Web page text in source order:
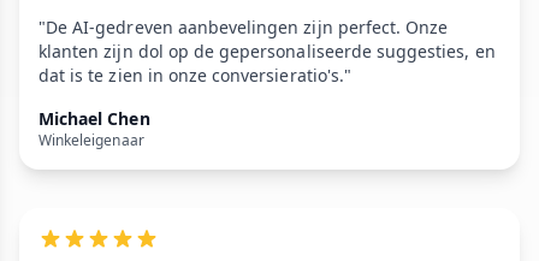
"De AI-gedreven aanbevelingen zijn perfect. Onze
klanten zijn dol op de gepersonaliseerde suggesties, en
dat is te zien in onze conversieratio's."
Michael Chen
Winkeleigenaar